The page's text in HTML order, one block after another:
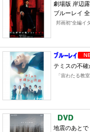
劇場版 岸辺
ブルーレイ
邦画初“全編イ
テミスの不
「宙わたる教
地震のあと